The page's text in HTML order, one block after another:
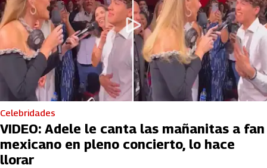
Celebridades
VIDEO: Adele le canta las mañanitas a fan
mexicano en pleno concierto, lo hace
llorar